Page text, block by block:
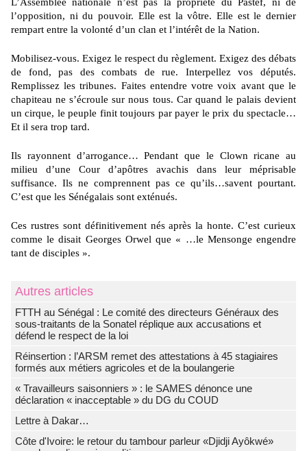
l’opposition, ni du pouvoir. Elle est la vôtre. Elle est le dernier
rempart entre la volonté d’un clan et l’intérêt de la Nation.
Mobilisez-vous. Exigez le respect du règlement. Exigez des débats
de fond, pas descombats de rue. Interpellez vos députés.
Remplissez les tribunes. Faites entendrevotre voix avant que le
chapiteau ne s’écroule sur nous tous. Car quand le palais devient
un cirque, le peuple finit toujours par payer le prix du spectacle…
Et il sera trop tard.
Ils rayonnent d’arrogance… Pendant que le Clown ricane au
milieu d’une Cour d’apôtres avachis dans leur méprisable
suffisance. Ils ne comprennent pas ce qu’ils…savent pourtant.
C’est que les Sénégalais sont exténués.
Ces rustres sont définitivement nés après la honte. C’est curieux
comme le disait Georges Orwel que « …le Mensonge engendre
tant de disciples ».
Autres articles
FTTH au Sénégal : Le comité des directeurs Généraux des
sous-traitants de la Sonatel réplique aux accusations et
défend le respect de la loi
Réinsertion : l’ARSM remet des attestations à 45 stagiaires
formés aux métiers agricoles et de la boulangerie
« Travailleurs saisonniers » : le SAMES dénonce une
déclaration « inacceptable » du DG du COUD
Lettre à Dakar…
Côte d'Ivoire: le retour du tambour parleur «Djidji Ayôkwé»